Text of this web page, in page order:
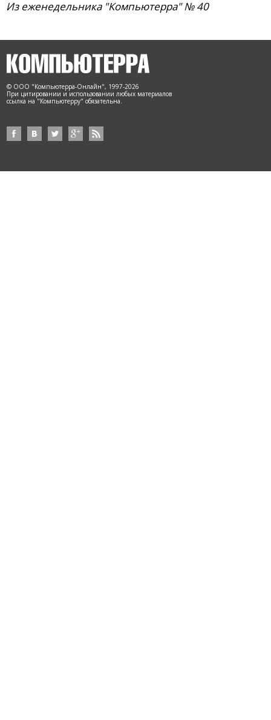
Из еженедельника "Компьютерра" № 40
© ООО "Компьютерра-Онлайн", 1997-2026
При цитировании и использовании любых материалов
ссылка на "Компьютерру" обязательна.